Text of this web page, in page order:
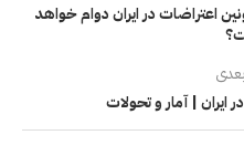
اعتراضات در ایران دوام خواهد
ایران | آمار و تحولات